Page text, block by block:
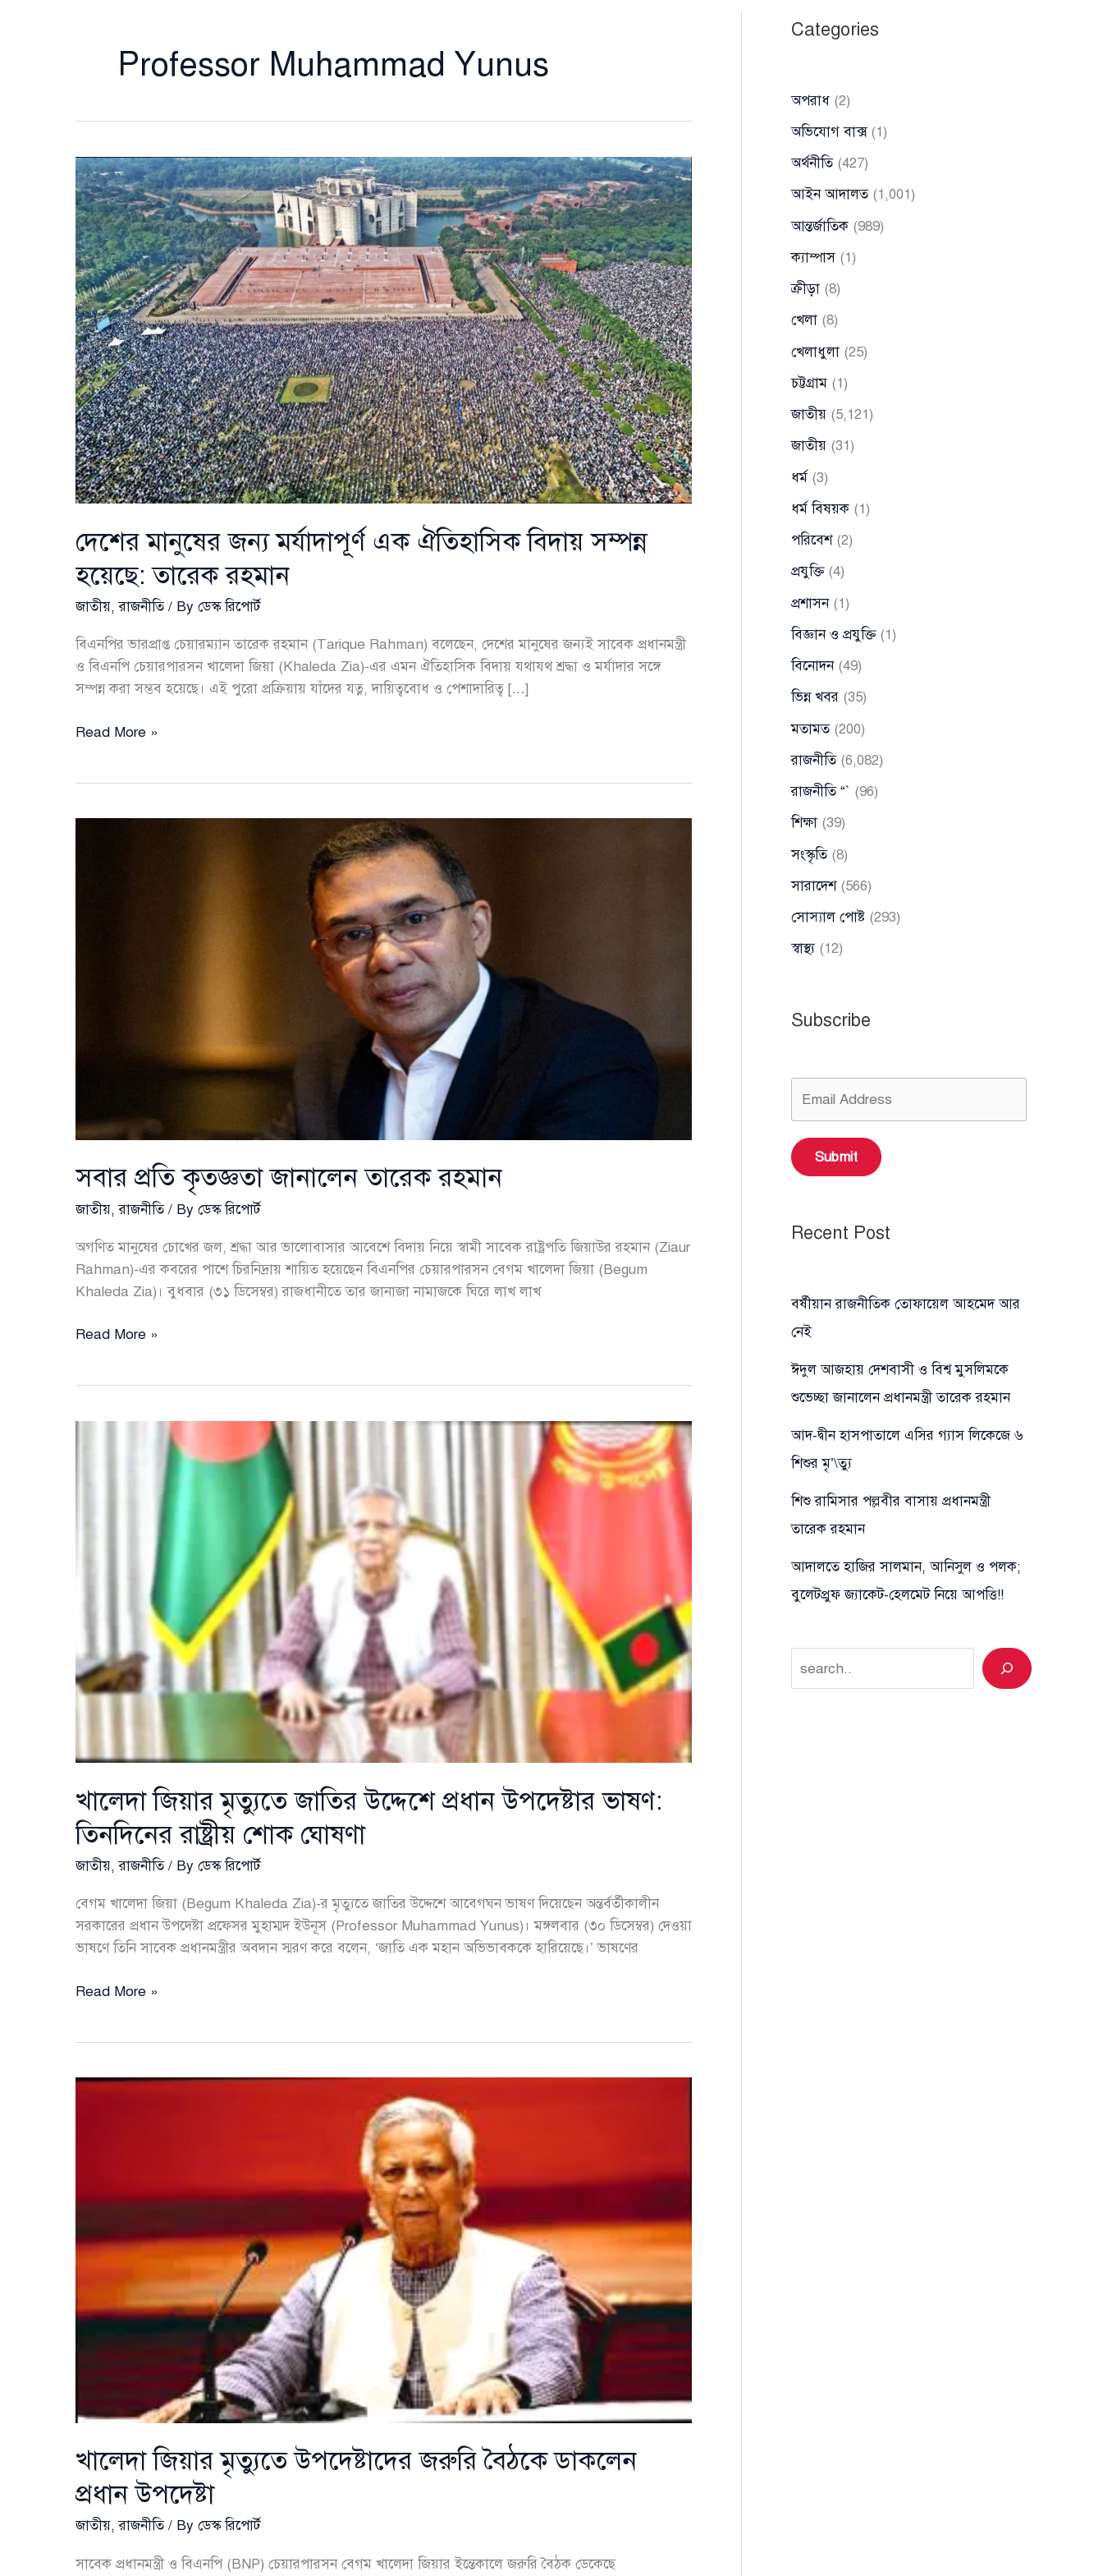
Professor Muhammad Yunus
দেশের মানুষের জন্য মর্যাদাপূর্ণ এক ঐতিহাসিক বিদায় সম্পন্ন
হয়েছে: তারেক রহমান
জাতীয়,রাজনীতি/ By ডেস্ক রিপোর্ট
বিএনপির ভারপ্রাপ্ত চেয়ারম্যান তারেক রহমান (Tarique Rahman) বলেছেন, দেশের মানুষের জন্যই সাবেক প্রধানমন্ত্রী
ও বিএনপি চেয়ারপারসন খালেদা জিয়া (Khaleda Zia)-এর এমন ঐতিহাসিক বিদায় যথাযথ শ্রদ্ধা ও মর্যাদার সঙ্গে
সম্পন্ন করা সম্ভব হয়েছে। এই পুরো প্রক্রিয়ায় যাঁদের যত্ন, দায়িত্ববোধ ও পেশাদারিত্ব […]
দেশের
এক
Read More »
সবার প্রতি কৃতজ্ঞতা জানালেন তারেক রহমান
জাতীয়,রাজনীতি/ By ডেস্ক রিপোর্ট
অগণিত মানুষের চোখের জল, শ্রদ্ধা আর ভালোবাসার আবেশে বিদায় নিয়ে স্বামী সাবেক রাষ্ট্রপতি জিয়াউর রহমান (Ziaur
Rahman)-এর কবরের পাশে চিরনিদ্রায় শায়িত হয়েছেন বিএনপির চেয়ারপারসন বেগম খালেদা জিয়া (Begum
Khaleda Zia)। বুধবার (৩১ ডিসেম্বর) রাজধানীতে তার জানাজা নামাজকে ঘিরে লাখ লাখ
সবার
তারেক
Read More »
খালেদা জিয়ার মৃত্যুতে জাতির উদ্দেশে প্রধান উপদেষ্টার ভাষণ:
তিনদিনের রাষ্ট্রীয় শোক ঘোষণা
জাতীয়,রাজনীতি/ By ডেস্ক রিপোর্ট
বেগম খালেদা জিয়া (Begum Khaleda Zia)-র মৃত্যুতে জাতির উদ্দেশে আবেগঘন ভাষণ দিয়েছেন অন্তর্বর্তীকালীন
সরকারের প্রধান উপদেষ্টা প্রফেসর মুহাম্মদ ইউনূস (Professor Muhammad Yunus)। মঙ্গলবার (৩০ ডিসেম্বর) দেওয়া
ভাষণে তিনি সাবেক প্রধানমন্ত্রীর অবদান স্মরণ করে বলেন, ‘জাতি এক মহান অভিভাবককে হারিয়েছে।’ ভাষণের
খালেদা
উদ্দেশে
ঘোষণা
Read More »
খালেদা জিয়ার মৃত্যুতে উপদেষ্টাদের জরুরি বৈঠকে ডাকলেন
প্রধান উপদেষ্টা
জাতীয়,রাজনীতি/ By ডেস্ক রিপোর্ট
সাবেক প্রধানমন্ত্রী ও বিএনপি (BNP) চেয়ারপারসন বেগম খালেদা জিয়ার ইন্তেকালে জরুরি বৈঠক ডেকেছে
Categories
অপরাধ (2)
অভিযোগ বাক্স(1)
অর্থনীতি(427)
আইন আদালত(1,001)
আন্তর্জাতিক (989)
ক্যাম্পাস (1)
ক্রীড়া (8)
খেলা (8)
খেলাধুলা (25)
চট্টগ্রাম (1)
জাতীয় (5,121)
জাতীয় (31)
ধর্ম (3)
ধর্ম বিষয়ক (1)
পরিবেশ(2)
প্রযুক্তি(4)
প্রশাসন(1)
বিজ্ঞান ও প্রযুক্তি(1)
বিনোদন(49)
ভিন্ন খবর (35)
মতামত(200)
রাজনীতি(6,082)
রাজনীতি “` (96)
শিক্ষা (39)
সংস্কৃতি(8)
সারাদেশ(566)
সোস্যাল পোষ্ট (293)
স্বাস্থ্য (12)
Subscribe
Submit
Recent Post
বর্ষীয়ান রাজনীতিক তোফায়েল আহমেদ আর
নেই
ঈদুল আজহায় দেশবাসী ও বিশ্ব মুসলিমকে
শুভেচ্ছা জানালেন প্রধানমন্ত্রী তারেক রহমান
আদ-দ্বীন হাসপাতালে এসির গ্যাস লিকেজে ৬
শিশুর মৃ’\ত্যু
শিশু রামিসার পল্লবীর বাসায় প্রধানমন্ত্রী
তারেক রহমান
আদালতে হাজির সালমান, আনিসুল ও পলক;
বুলেটপ্রুফ জ্যাকেট-হেলমেট নিয়ে আপত্তি!!